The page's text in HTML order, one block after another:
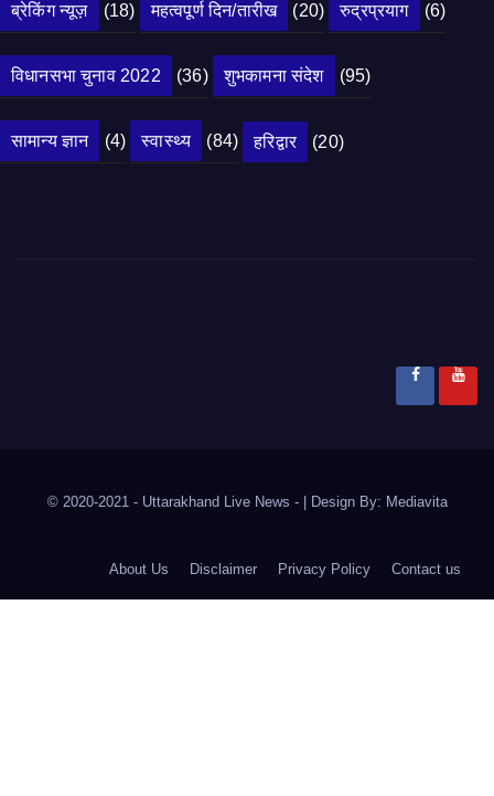
ब्रेकिंग न्यूज़ (18) महत्वपूर्ण दिन/तारीख (20) रुद्रप्रयाग (6)
विधानसभा चुनाव 2022 (36) शुभकामना संदेश (95)
सामान्य ज्ञान (4) स्वास्थ्य (84) हरिद्वार (20)
© 2020-2021 - Uttarakhand Live News - Design By: Mediavita
About Us Disclaimer Privacy Policy Contact us